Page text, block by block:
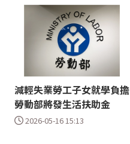
減輕失業勞工子女就學負擔
勞動部將發生活扶助金
2026-05-16 15:13